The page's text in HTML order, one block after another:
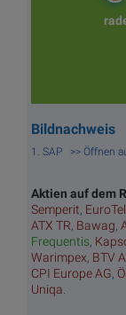
Bildnachweis
1. SAP >> Öffnen
Aktien auf dem
Semperit,
ATX TR, Bawag,
Frequentis,
Warimpex, BTV
CPI Europe AG,
Uniqa